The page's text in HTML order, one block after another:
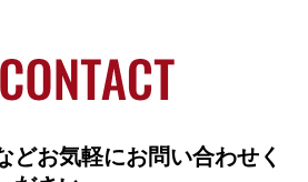
どお気軽にお問い合わせく